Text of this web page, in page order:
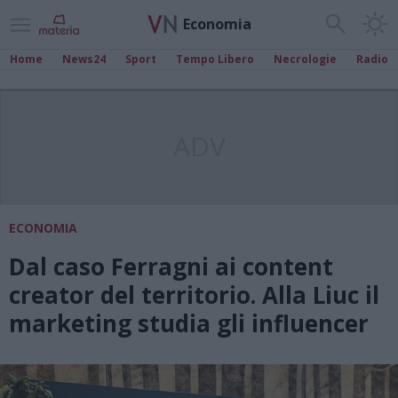
Economia
Home News24 Sport Tempo Libero Necrologie Radio
ECONOMIA
Dal caso Ferragni ai content
creator del territorio. Alla Liuc il
marketing studia gli influencer